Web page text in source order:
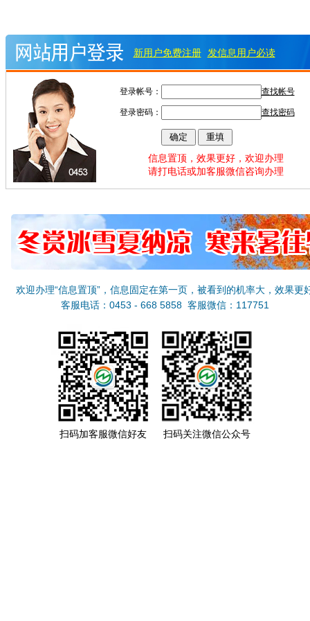
新用户免费注册 发信息用户必读
登录帐号： 查找帐号
登录密码： 查找密码
信息置顶，效果更好，欢迎办理
请打电话或加客服微信咨询办理
欢迎办理“信息置顶”，信息固定在第一页，被看到的机率大，效果更
客服电话：0453 - 668 5858 客服微信：117751
扫码加客服微信好友 扫码关注微信公众号